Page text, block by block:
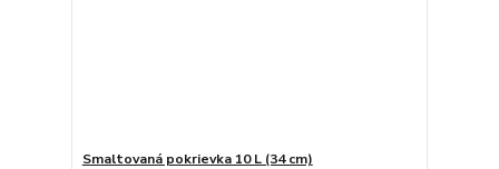
Smaltovaná pokrievka 10 L (34 cm)